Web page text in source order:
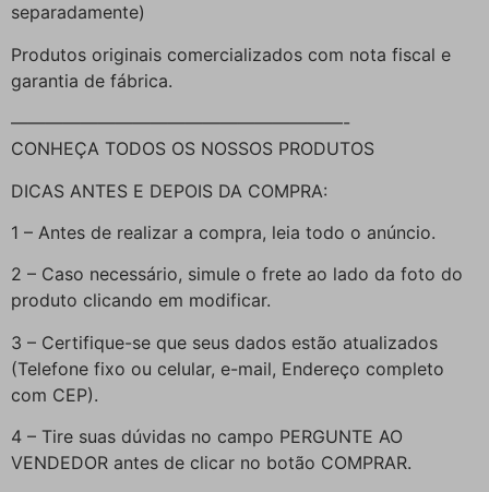
separadamente)
Produtos originais comercializados com nota fiscal e
garantia de fábrica.
———————————————————-
CONHEÇA TODOS OS NOSSOS PRODUTOS
DICAS ANTES E DEPOIS DA COMPRA:
1 – Antes de realizar a compra, leia todo o anúncio.
2 – Caso necessário, simule o frete ao lado da foto do
produto clicando em modificar.
3 – Certifique-se que seus dados estão atualizados
(Telefone fixo ou celular, e-mail, Endereço completo
com CEP).
4 – Tire suas dúvidas no campo PERGUNTE AO
VENDEDOR antes de clicar no botão COMPRAR.